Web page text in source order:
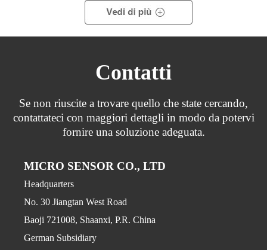
Contatti
Se non riuscite a trovare quello che state cercando,
contattateci con maggiori dettagli in modo da potervi
fornire una soluzione adeguata.
MICRO SENSOR CO., LTD
Headquarters
No. 30 Jiangtan West Road
Baoji 721008, Shaanxi, P.R. China
German Subsidiary